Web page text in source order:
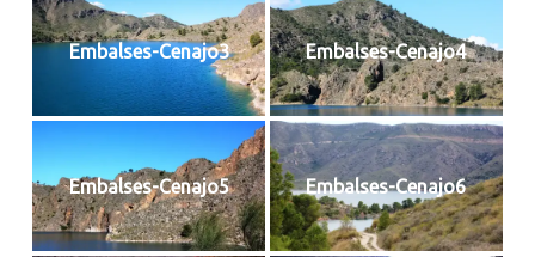
Embalses-Cenajo3 Embalses-Cenajo4
Embalses-Cenajo5 Embalses-Cenajo6